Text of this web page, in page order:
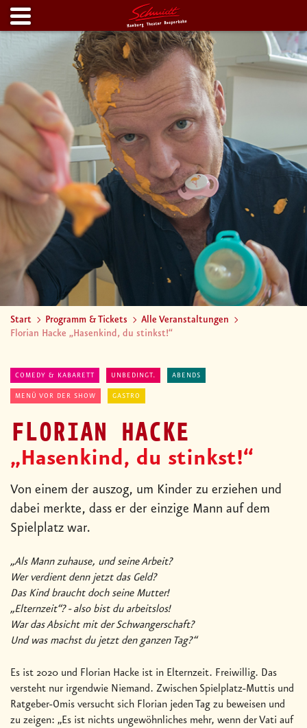
Start Programm & Tickets
Alle Veranstaltungen
Florian Hacke „Hasenkind, du stinkst!“
COMEDY & KABARETT UNBEDINGT. ABENDS
MENÜ VOR DER SHOW GASTRO
FLORIAN HACKE
„Hasenkind, du stinkst!“
Von einem der auszog, um Kinder zu erziehen und
dabei merkte, dass er der einzige Mann auf dem
Spielplatz war.
„Als Mann zuhause, und seine Arbeit?
Wer verdient denn jetzt das Geld?
Das Kind braucht doch seine Mutter!
„Elternzeit“? - also bist du arbeitslos!
War das Absicht mit der Schwangerschaft?
Und was machst du jetzt den ganzen Tag?“
Es ist 2020 und Florian Hacke ist in Elternzeit. Freiwillig. Das
versteht nur irgendwie Niemand. Zwischen Spielplatz-Muttis und
Ratgeber-Omis versucht sich Florian jeden Tag zu beweisen und
zu zeigen: „Es ist nichts ungewöhnliches mehr, wenn der Vati auf